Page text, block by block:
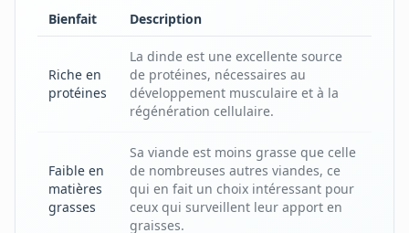
Bienfait Description
Riche en
protéines
La dinde est une excellente source
de protéines, nécessaires au
développement musculaire et à la
régénération cellulaire.
Faible en
matières
grasses
Sa viande est moins grasse que celle
de nombreuses autres viandes, ce
qui en fait un choix intéressant pour
ceux qui surveillent leur apport en
graisses.